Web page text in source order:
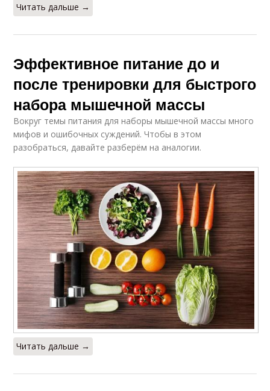
Читать дальше →
Эффективное питание до и
после тренировки для быстрого
набора мышечной массы
Вокруг темы питания для наборы мышечной массы много
мифов и ошибочных суждений. Чтобы в этом
разобраться, давайте разберём на аналогии.
Читать дальше →